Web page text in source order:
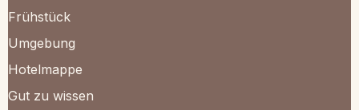
Frühstück
Umgebung
Hotelmappe
Gut zu wissen